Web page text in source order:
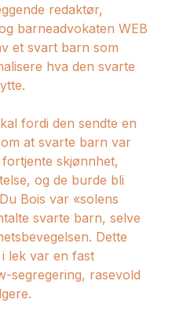
redaktør,
barneadvokaten WEB
et svart barn som
hva den svarte
fordi den sendte en
at svarte barn var
skjønnhet,
og de burde bli
Bois var «solens
svarte barn, selve
Dette
lek var en fast
segregering, rasevold